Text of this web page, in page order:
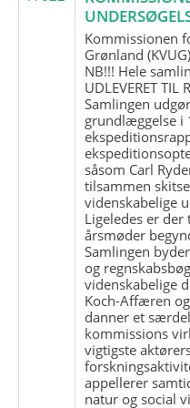
Kommissionen
Grønland
NB!!! Hele
UDLEVERET TIL
Samlingen
grundlæggelse i
såsom Carl
tilsammen
videnskabelige
Ligeledes er
årsmøder
Samlingen
og
videnskabelige
Koch-Affæren
danner et
kommissions
vigtigste
appellerer
natur og social